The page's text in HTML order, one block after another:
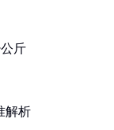
斤
解析